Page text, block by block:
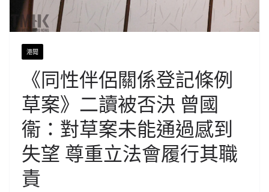
港聞
《同性伴侶關係登記條例
草案》二讀被否決 曾國
衞：對草案未能通過感到
失望 尊重立法會履行其職
責